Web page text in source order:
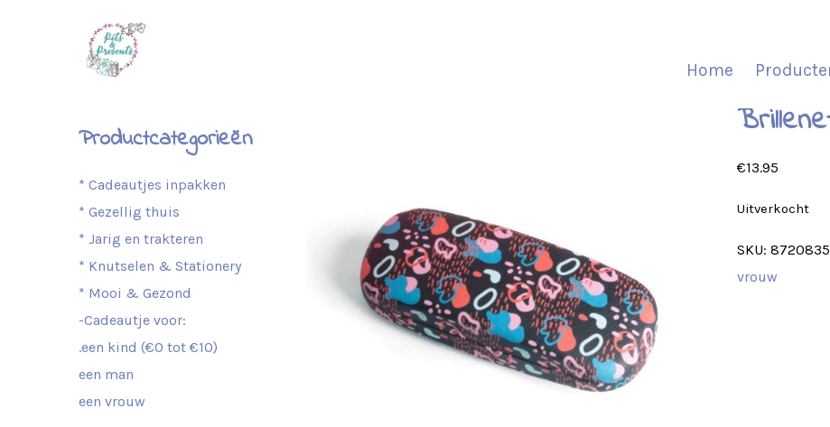
Home
€13.95
Uitverkocht
SKU:
vrouw
Productcategorieën
* Cadeautjes inpakken
* Gezellig thuis
* Jarig en trakteren
* Knutselen & Stationery
* Mooi & Gezond
-Cadeautje voor:
.een kind (€0 tot €10)
een man
een vrouw